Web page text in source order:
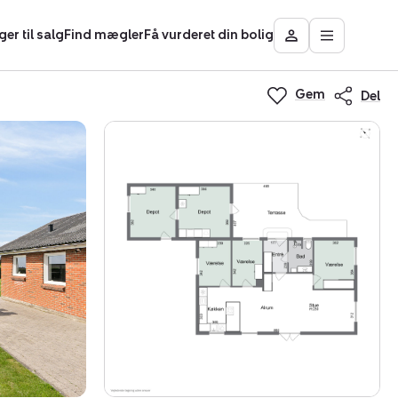
til salgFind mæglerFå vurderet din bolig
Besøg
Mit
Nybolig
Åbn
Gem Del